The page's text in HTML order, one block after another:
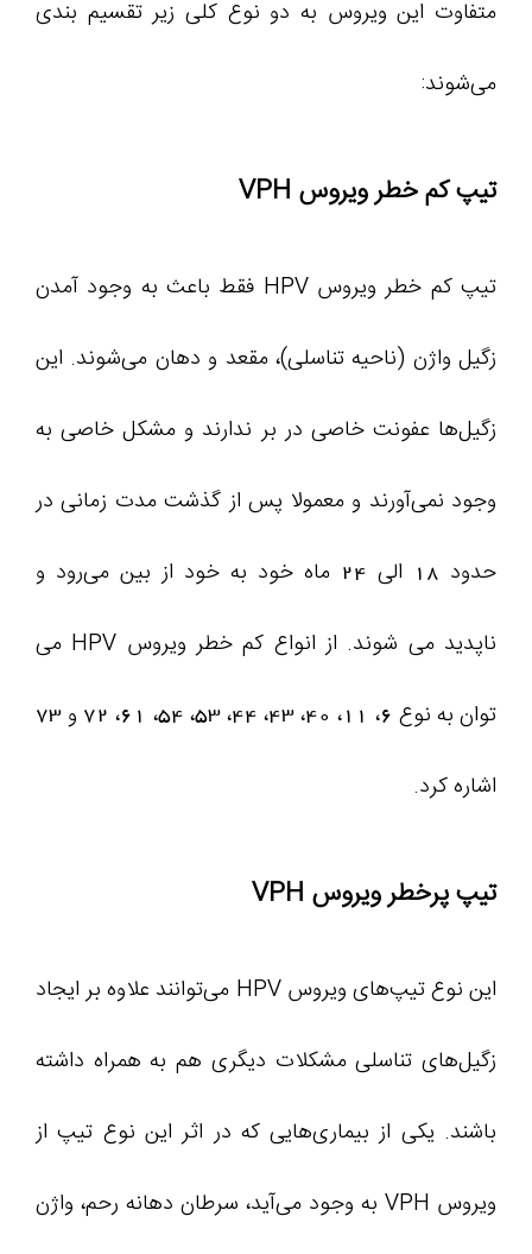
متفاوت این ویروس به دو نوع کلی زیر تقسیم بندی
می‌شوند:
تیپ کم خطر ویروس VPH
تیپ کم خطر ویروس HPV فقط باعث به وجود آمدن
زگیل‌ واژن (ناحیه تناسلی)، مقعد و دهان می‌شوند. این
زگیل‌ها عفونت خاصی در بر ندارند و مشکل خاصی به
وجود نمی‌آورند و معمولا پس از گذشت مدت زمانی در
حدود 18 الی 24 ماه خود به خود از بین می‌رود و
ناپدید می شوند. از انواع کم خطر ویروس HPV می
توان به نوع 6، 11، 40، 43، 44، 53، 54، 61، 72 و 73
اشاره کرد.
تیپ پرخطر ویروس VPH
این نوع تیپ‌های ویروس HPV می‌توانند علاوه بر ایجاد
زگیل‌های تناسلی مشکلات دیگری هم به همراه داشته
باشند. یکی از بیماری‌هایی که در اثر این نوع تیپ از
ویروس VPH به وجود می‌آید، سرطان دهانه رحم، واژن